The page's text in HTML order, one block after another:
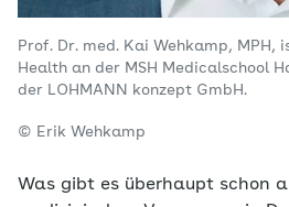
Prof. Dr. med. Kai Wehkamp, MPH,
Health an der MSH Medicalschool
der LOHMANN konzept GmbH.
© Erik Wehkamp
Was gibt es überhaupt schon